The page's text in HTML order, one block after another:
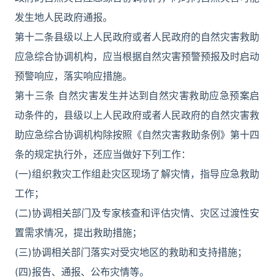
发生地人民政府通报。
第十二条县级以上人民政府或者人民政府的自然灾害救助
应急综合协调机构，应当根据自然灾害预警预报及时启动
预警响应，落实响应措施。
第十三条 自然灾害发生并达到自然灾害救助应急预案启
动条件的，县级以上人民政府或者人民政府的自然灾害救
助应急综合协调机构除按照《自然灾害救助条例》第十四
条的规定执行外，还应当做好下列工作：
(一)组织救灾工作组赴灾区现场了解灾情，指导应急救助
工作；
(二)协调相关部门及专家核查和评估灾情、灾区过渡性安
置需求情况，提出救助措施；
(三)协调相关部门落实对受灾地区的救助和支持措施；
(四)报告、通报、公布灾情等。